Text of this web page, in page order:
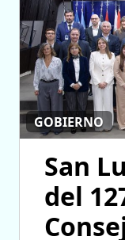
GOBIERNO
San
del